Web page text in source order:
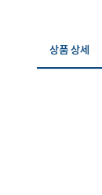
상품 상세